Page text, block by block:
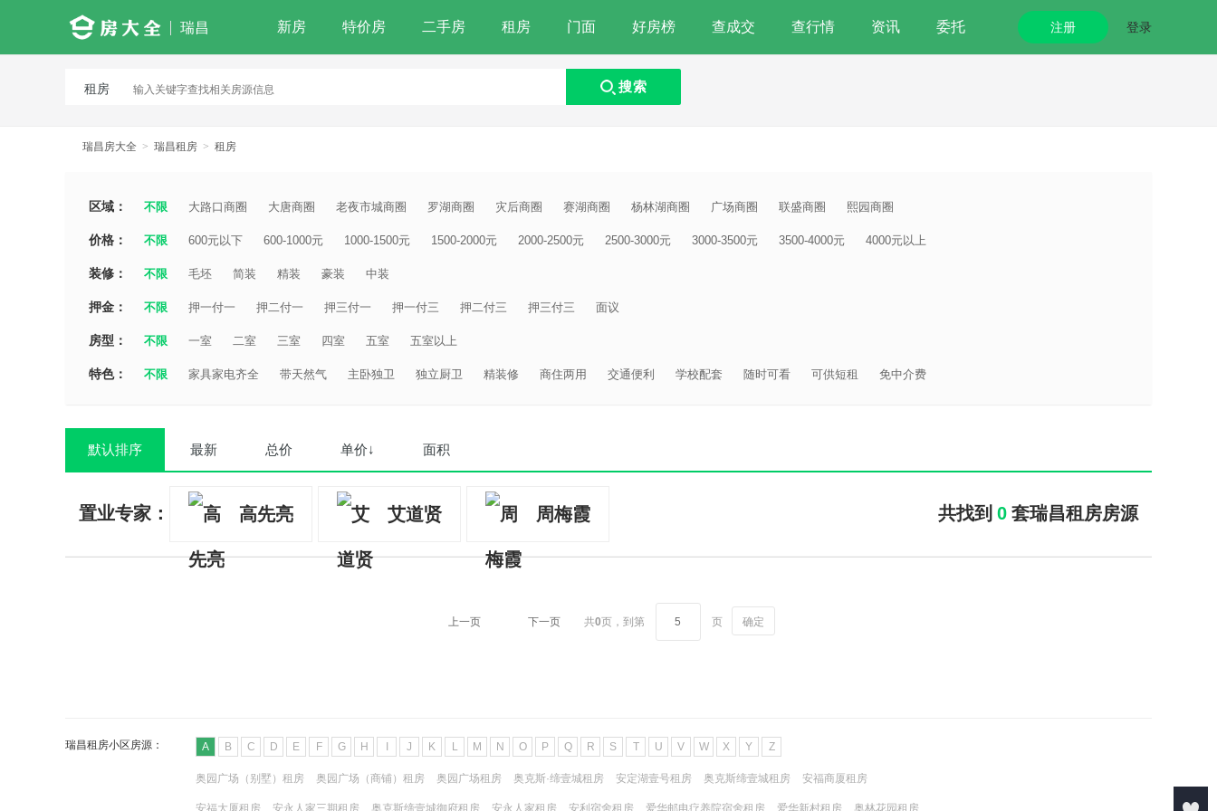
瑞昌 新房 特价房 二手房 租房 门面 好房榜 查成交 查行情 资讯 委托 注册 登录
租房 搜索
瑞昌房大全 > 瑞昌租房 > 租房
区域： 不限 大路口商圈 大唐商圈 老夜市城商圈 罗湖商圈 灾后商圈 赛湖商圈 杨林湖商圈 广场商圈 联盛商圈 熙园商圈
价格： 不限 600元以下 600-1000元 1000-1500元 1500-2000元 2000-2500元 2500-3000元 3000-3500元 3500-4000元 4000元以上
装修： 不限 毛坯 简装 精装 豪装 中装
押金： 不限 押一付一 押二付一 押三付一 押一付三 押二付三 押三付三 面议
房型： 不限 一室 二室 三室 四室 五室 五室以上
特色： 不限 家具家电齐全 带天然气 主卧独卫 独立厨卫 精装修 商住两用 交通便利 学校配套 随时可看 可供短租 免中介费
默认排序 最新 总价 单价↓ 面积
置业专家： 高先亮 艾道贤 周梅霞 共找到 0 套瑞昌租房房源
上一页 下一页 共0页， 到第 页 确定
瑞昌租房小区房源： A B C D E F G H J K L M N O P Q R S T U V W X Y Z
奥园广场（别墅）租房 奥园广场（商铺）租房 奥园广场租房 奥克斯·缔壹城租房 安定湖壹号租房 奥克斯缔壹城租房 安福商厦租房
安福大厦租房 安永人家三期租房 奥克斯缔壹城御府租房 安永人家租房 安利宿舍租房 爱华邮电疗养院宿舍租房 爱华新村租房 奥林花园租房